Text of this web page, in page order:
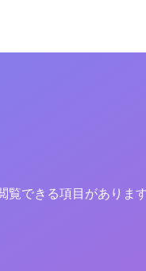
覧できる項目がありま